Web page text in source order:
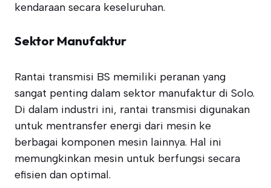
kendaraan secara keseluruhan.
Sektor Manufaktur
Rantai transmisi BS memiliki peranan yang
sangat penting dalam sektor manufaktur di Solo.
Di dalam industri ini, rantai transmisi digunakan
untuk mentransfer energi dari mesin ke
berbagai komponen mesin lainnya. Hal ini
memungkinkan mesin untuk berfungsi secara
efisien dan optimal.